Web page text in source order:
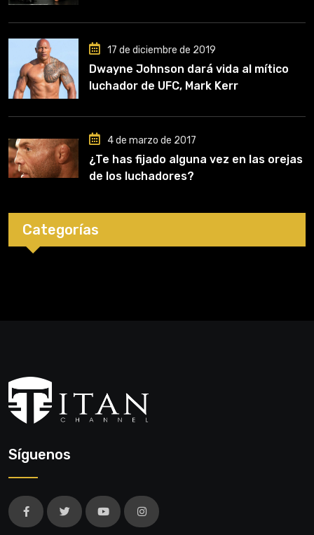
clave en mi carrera»
17 de diciembre de 2019
Dwayne Johnson dará vida al mítico
luchador de UFC, Mark Kerr
4 de marzo de 2017
¿Te has fijado alguna vez en las orejas
de los luchadores?
Categorías
Síguenos